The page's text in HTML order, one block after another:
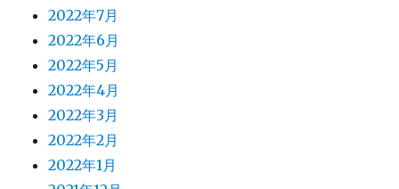
2022年7月
2022年6月
2022年5月
2022年4月
2022年3月
2022年2月
2022年1月